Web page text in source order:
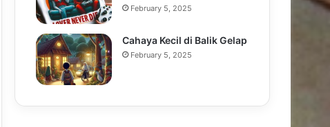
February 5, 2025
Cahaya Kecil di Balik Gelap
February 5, 2025